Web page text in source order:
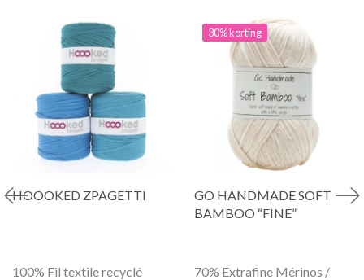
HOOOKED ZPAGETTI
100% Fil textile recyclé
30% korting
GO HANDMADE SOFT
BAMBOO “FINE”
70% Extrafine Mérinos /